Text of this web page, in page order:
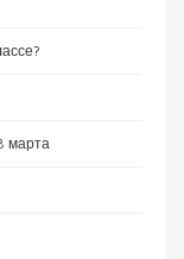
марта